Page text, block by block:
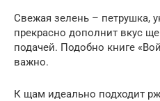
Свежая зелень – петрушка,
прекрасно дополнит вкус
подачей. Подобно книге
важно.
К щам идеально подходит